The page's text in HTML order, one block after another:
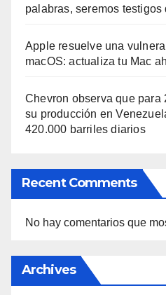
palabras, seremos testigos
Apple resuelve una
macOS: actualiza tu Mac
Chevron observa que para
su producción en
420.000 barriles diarios
Recent Comments
No hay comentarios que
Archives